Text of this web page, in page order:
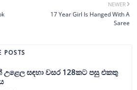
NEWER
17 Year Girl Is Hanged With A
Saree
POSTS
සඳහා වසර 128කට පසු එකතු